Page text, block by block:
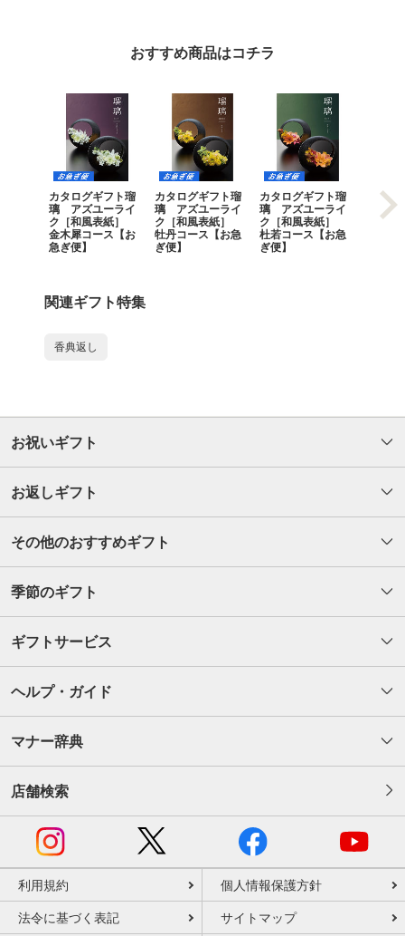
おすすめ商品はコチラ
カタログギフト瑠
璃 アズユーライ
ク［和風表紙］
金木犀コース【お
急ぎ便】
カタログギフト瑠
璃 アズユーライ
ク［和風表紙］
牡丹コース【お急
ぎ便】
カタログギフト瑠
璃 アズユーライ
ク［和風表紙］
杜若コース【お急
ぎ便】
カタロ
璃 ア
ク［
関連ギフト特集
香典返し
お祝いギフト
お返しギフト
その他のおすすめギフト
季節のギフト
ギフトサービス
ヘルプ・ガイド
マナー辞典
店舗検索
利用規約 個人情報保護方針
法令に基づく表記 サイトマップ